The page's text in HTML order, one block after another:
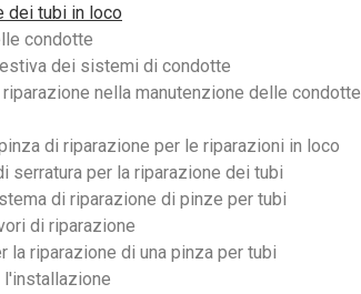
dei tubi in loco
condotte
dei sistemi di condotte
nella manutenzione delle condotte
di riparazione per le riparazioni in loco
per la riparazione dei tubi
di riparazione di pinze per tubi
di riparazione
riparazione di una pinza per tubi
l'installazione